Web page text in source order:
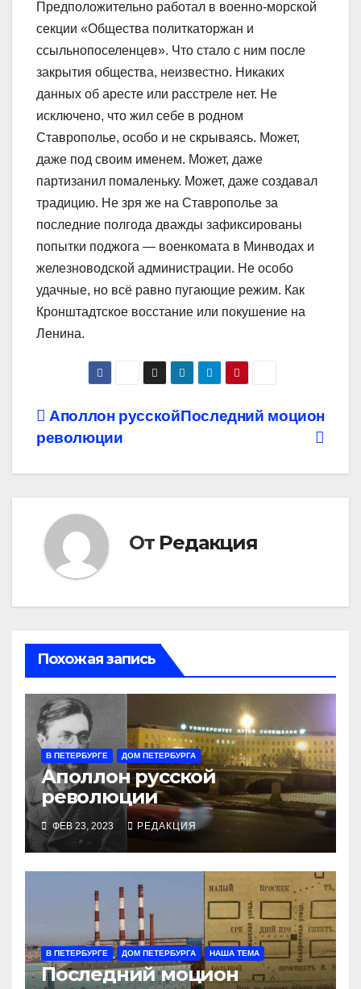
Предположительно работал в военно-морской
секции «Общества политкаторжан и
ссыльнопоселенцев». Что стало с ним после
закрытия общества, неизвестно. Никаких
данных об аресте или расстреле нет. Не
исключено, что жил себе в родном
Ставрополье, особо и не скрываясь. Может,
даже под своим именем. Может, даже
партизанил помаленьку. Может, даже создавал
традицию. Не зря же на Ставрополье за
последние полгода дважды зафиксированы
попытки поджога ― военкомата в Минводах и
железноводской администрации. Не особо
удачные, но всё равно пугающие режим. Как
Кронштадтское восстание или покушение на
Ленина.
Навигация
по
Последний моцион
Аполлон русской
революции
От Редакция
Похожая запись
В ПЕТЕРБУРГЕ ДОМ ПЕТЕРБУРГА
Аполлон русской
революции
ФЕВ 23, 2023 РЕДАКЦИЯ
В ПЕТЕРБУРГЕ ДОМ ПЕТЕРБУРГА НАША ТЕМА
Последний моцион